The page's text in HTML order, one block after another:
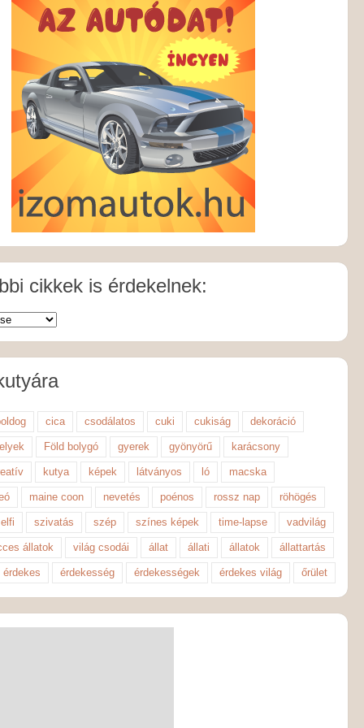
cikkek is érdekelnek:
cica csodálatos cuki cukiság dekoráció
Föld bolygó gyerek gyönyörű karácsony
kutya képek látványos ló macska
maine coon nevetés poénos rossz nap röhögés
szivatás szép színes képek time-lapse vadvilág
állatok világ csodái állat állati állatok állattartás
érdekes érdekesség érdekességek érdekes világ őrület